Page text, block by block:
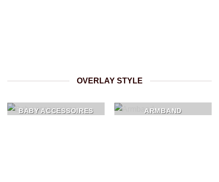
OVERLAY STYLE
BABY ACCESSOIRES ARMBAND